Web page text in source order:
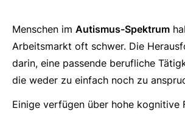
Menschen im Autismus-Spektrum
Arbeitsmarkt oft schwer. Die
darin, eine passende berufliche
die weder zu einfach noch zu
Einige verfügen über hohe kognitive